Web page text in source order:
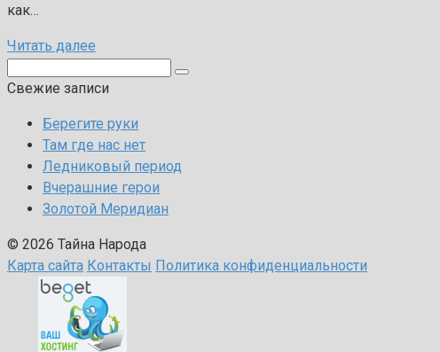
как…
Читать далее
Свежие записи
Берегите руки
Там где нас нет
Ледниковый период
Вчерашние герои
Золотой Меридиан
© 2026 Тайна Народа
Карта сайта Контакты Политика конфиденциальности